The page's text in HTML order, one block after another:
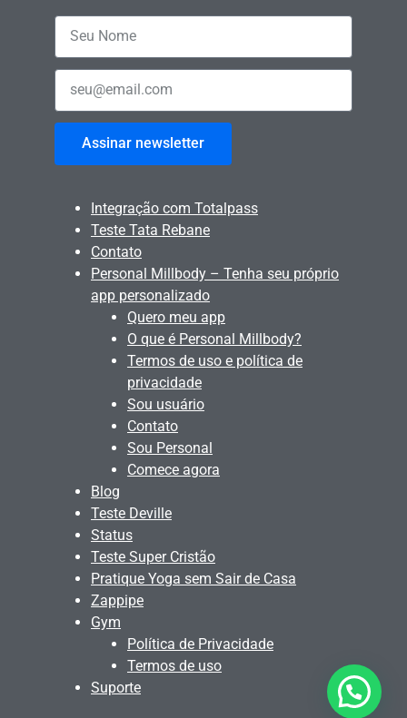
Assinar newsletter
Integração com Totalpass
Teste Tata Rebane
Contato
Personal Millbody – Tenha seu próprio
app personalizado
Quero meu app
O que é Personal Millbody?
Termos de uso e política de
privacidade
Sou usuário
Contato
Sou Personal
Comece agora
Blog
Teste Deville
Status
Teste Super Cristão
Pratique Yoga sem Sair de Casa
Zappipe
Gym
Política de Privacidade
Termos de uso
Suporte